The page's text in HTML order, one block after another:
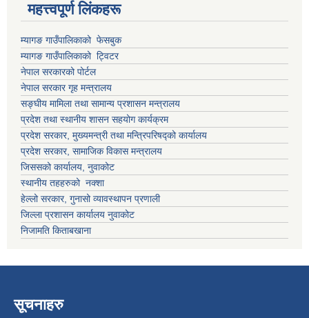
महत्त्वपूर्ण लिंकहरू
म्यागङ गाउँपालिकाको फेसबुक
म्यागङ गाउँपालिकाको ट्विटर
नेपाल सरकारको पोर्टल
नेपाल सरकार गृह मन्त्रालय
सङ्घीय मामिला तथा सामान्य प्रशासन मन्त्रालय
प्रदेश तथा स्थानीय शासन सहयोग कार्यक्रम
प्रदेश सरकार, मुख्यमन्त्री तथा मन्त्रिपरिषद्को कार्यालय
प्रदेश सरकार, सामाजिक विकास मन्त्रालय
जिससको कार्यालय, नुवाकोट
स्थानीय तहहरुको नक्शा
हेल्लो सरकार, गुनासो व्यावस्थापन प्रणाली
जिल्ला प्रशासन कार्यालय नुवाकोट
निजामति किताबखाना
सूचनाहरु